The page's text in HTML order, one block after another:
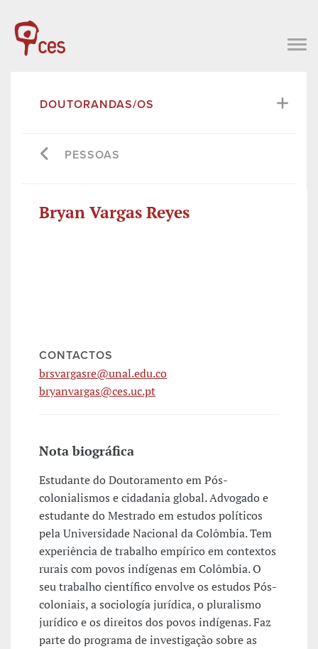
DOUTORANDAS/OS
PESSOAS
Bryan Vargas Reyes
CONTACTOS
brsvargasre@unal.edu.co
bryanvargas@ces.uc.pt
Nota biográfica
Estudante do Doutoramento em Pós-
colonialismos e cidadania global. Advogado e
estudante do Mestrado em estudos políticos
pela Universidade Nacional da Colômbia. Tem
experiência de trabalho empírico em contextos
rurais com povos indígenas em Colômbia. O
seu trabalho científico envolve os estudos Pós-
coloniais, a sociología jurídica, o pluralismo
jurídico e os direitos dos povos indígenas. Faz
parte do programa de investigação sobre as